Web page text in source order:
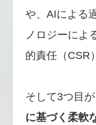
や、AIによる
ノロジーによ
的責任（CSR
そして3つ目が
に基づく柔軟